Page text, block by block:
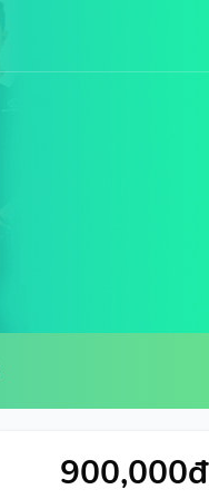
900,000đ